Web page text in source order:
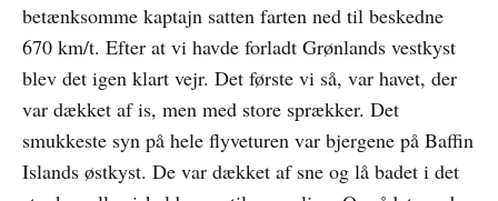
betænksomme kaptajn satten farten ned til beskedne
670 km/t. Efter at vi havde forladt Grønlands vestkyst
blev det igen klart vejr. Det første vi så, var havet, der
var dækket af is, men med store sprækker. Det
smukkeste syn på hele flyveturen var bjergene på Baffin
Islands østkyst. De var dækket af sne og lå badet i det